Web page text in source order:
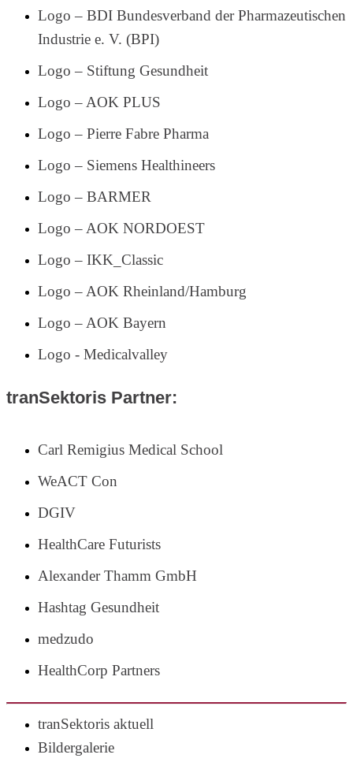
Logo – BDI Bundesverband der Pharmazeutischen
Industrie e. V. (BPI)
Logo – Stiftung Gesundheit
Logo – AOK PLUS
Logo – Pierre Fabre Pharma
Logo – Siemens Healthineers
Logo – BARMER
Logo – AOK NORDOEST
Logo – IKK_Classic
Logo – AOK Rheinland/Hamburg
Logo – AOK Bayern
Logo - Medicalvalley
tranSektoris Partner:
Carl Remigius Medical School
WeACT Con
DGIV
HealthCare Futurists
Alexander Thamm GmbH
Hashtag Gesundheit
medzudo
HealthCorp Partners
tranSektoris aktuell
Bildergalerie